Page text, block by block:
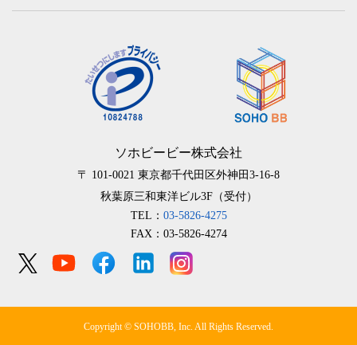
ソホビービー株式会社
〒 101-0021 東京都千代田区外神田3-16-8
秋葉原三和東洋ビル3F（受付）
TEL： 03-5826-4275
FAX：03-5826-4274
Copyright © SOHOBB, Inc. All Rights Reserved.